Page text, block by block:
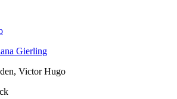
Gierling
Victor Hugo